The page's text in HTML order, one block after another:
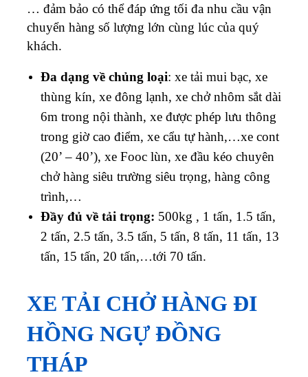
… đảm bảo có thể đáp ứng tối đa nhu cầu vận
chuyển hàng số lượng lớn cùng lúc của quý
khách.
Đa dạng về chủng loại: xe tải mui bạc, xe
thùng kín, xe đông lạnh, xe chở nhôm sắt dài
6m trong nội thành, xe được phép lưu thông
trong giờ cao điểm, xe cẩu tự hành,…xe cont
(20’ – 40’), xe Fooc lùn, xe đầu kéo chuyên
chở hàng siêu trường siêu trọng, hàng công
trình,…
Đầy đủ về tải trọng: 500kg , 1 tấn, 1.5 tấn,
2 tấn, 2.5 tấn, 3.5 tấn, 5 tấn, 8 tấn, 11 tấn, 13
tấn, 15 tấn, 20 tấn,…tới 70 tấn.
XE TẢI CHỞ HÀNG ĐI
HỒNG NGỰ ĐỒNG
THÁP